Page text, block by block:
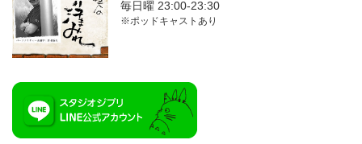
毎日曜 23:00-23:30
※ポッドキャストあり